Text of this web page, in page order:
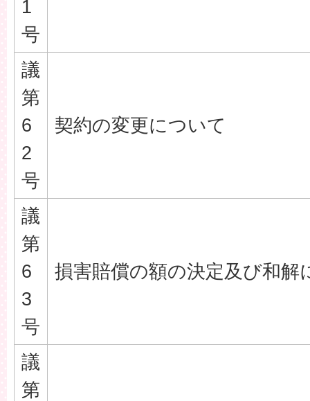
1
号
議
第
6
2
号
契約の変更について
議
第
6
3
号
損害賠償の額の決定及び和解
議
第